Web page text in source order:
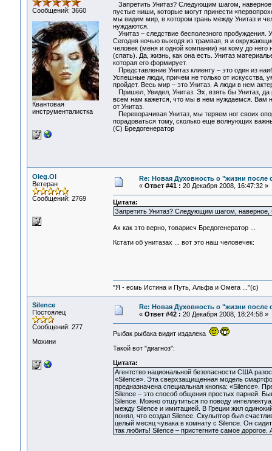
Сообщений: 3660
Квантовая
инструменталистка
Запретить Унитаз? Следующим шагом,
пустые ниши, которые могут принести
мы видим мир, в котором грань между Унитаз и
нуждаются.
Унитаз – следствие бесполезного
Сегодня ночью выходя из трамвая, я и
человек (меня и одной компании) ни кому до
(спать). Да, жизнь, как она есть. Унитаз
которая его формирует.
Представление Унитаз клиенту – это один из
Успешные люди, причем не только от искусства,
пройдет. Весь мир – это Унитаз. А люди в нем
Пришел, Увидел, Унитаз. Эх, взять бы Унитаз, да
всем нам кажется, что мы в нем нуждаемся. Вам
от Унитаз.
Переворачивая Унитаз, мы теряем ног своих
порадоваться тому, сколько еще волнующих
(C) Бредогенератор
Oleg.Ol
Ветеран
Сообщений: 2769
Re: Новая Духовность о "жизни после
« Ответ #41 : 20 Декабря 2008, 16:47:32 »
Цитата:
Запретить Унитаз? Следующим шагом, наверное,
Ах как это верно, товарисч Бредогенератор ...
Кстати об унитазах ... вот это наш человечек:
"Я - есмь Истина и Путь, Альфа и Омега ..."(с)
Silence
Постоялец
Сообщений: 277
Мохини
Re: Новая Духовность о "жизни после
« Ответ #42 : 20 Декабря 2008, 18:24:58 »
Рыбак рыбака видит издалека
Такой вот "диагноз":
Цитата:
Агентство национальной безопасности США
«Silence». Эта сверхзащищенная модель
предназначена специальная кнопка: «Silence».
Silence – это способ общения простых парней.
Silence. Можно отшутиться по поводу
между Silence и имитацией. В Греции жил
понял, что создал Silence. Скульптор был
целый месяц чувака в комнату с Silence. Он
так любить! Silence – пристегните самое дорогое.